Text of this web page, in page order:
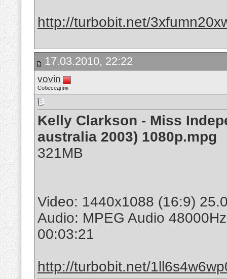
http://turbobit.net/
17.03.2010, 22:22
vovin
Собеседник
Kelly Clarkson - Miss
australia 2003) 1080p.mpg
321MB
Video: 1440x1088 (16:9)
Audio: MPEG Audio
00:03:21
http://turbobit.net/